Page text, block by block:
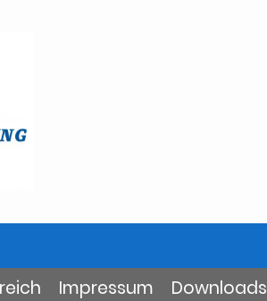
Impressum Downloads